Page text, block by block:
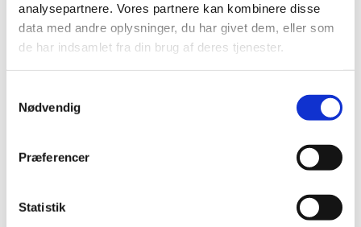
analysepartnere. Vores partnere kan kombinere disse
data med andre oplysninger, du har givet dem, eller som
de har indsamlet fra din brug af deres tjenester.
Nødvendig
Præferencer
Statistik
2021 (516)
2020 (263)
2017 (167)
oktober (13)
august (12)